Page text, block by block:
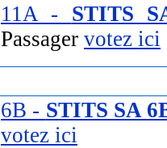
11A - STITS
Passager votez ici
6B - STITS SA
votez ici